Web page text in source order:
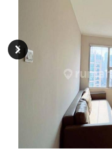
Previous
Next